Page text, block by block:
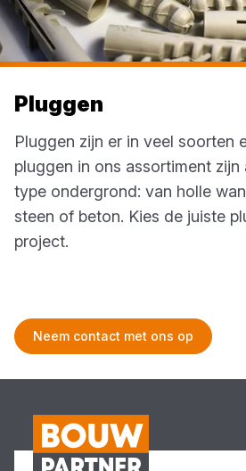
Pluggen
Pluggen zijn er in veel soorten
pluggen in ons assortiment
type ondergrond: van holle
steen of beton. Kies de juiste
project.
Neem contact met ons op